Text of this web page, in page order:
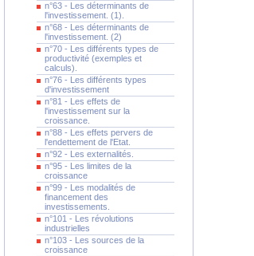
n°63 - Les déterminants de
l'investissement. (1).
n°68 - Les déterminants de
l'investissement. (2)
n°70 - Les différents types de
productivité (exemples et
calculs).
n°76 - Les différents types
d'investissement
n°81 - Les effets de
l'investissement sur la
croissance.
n°88 - Les effets pervers de
l'endettement de l'Etat.
n°92 - Les externalités.
n°95 - Les limites de la
croissance
n°99 - Les modalités de
financement des
investissements.
n°101 - Les révolutions
industrielles
n°103 - Les sources de la
croissance